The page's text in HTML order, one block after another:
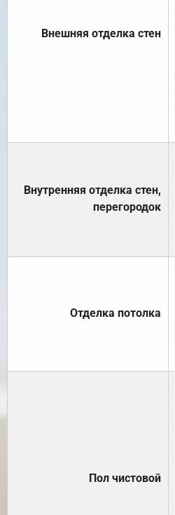
Внешняя отделка стен
Внутренняя отделка стен,
перегородок
Отделка потолка
Пол чистовой